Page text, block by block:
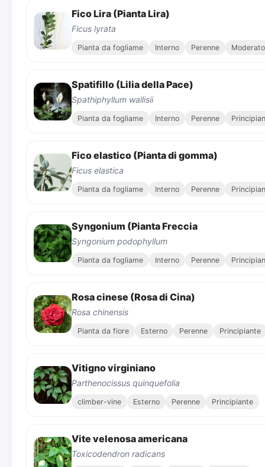
Fico Lira (Pianta Lira)
Ficus lyrata
Pianta da fogliame Interno Perenne Moderato
Spatifillo (Lilia della Pace)
Spathiphyllum wallisii
Pianta da fogliame Interno Perenne
Fico elastico (Pianta di gomma)
Ficus elastica
Pianta da fogliame Interno Perenne
Syngonium (Pianta Freccia
Syngonium podophyllum
Pianta da fogliame Interno Perenne
Rosa cinese (Rosa di Cina)
Rosa chinensis
Pianta da fiore Esterno Perenne Principiante
Vitigno virginiano
Parthenocissus quinquefolia
climber-vine Esterno Perenne Principiante
Vite velenosa americana
Toxicodendron radicans